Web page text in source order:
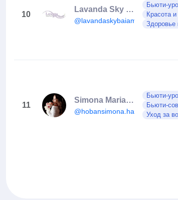
10
Lavanda Sky Baia Mare
@lavandaskybaiamare
Бьюти-
Красота
Здоровье
11
Simona Maria Hoban
@hobansimona.hairdresser
Бьюти-
Бьюти-
Уход за